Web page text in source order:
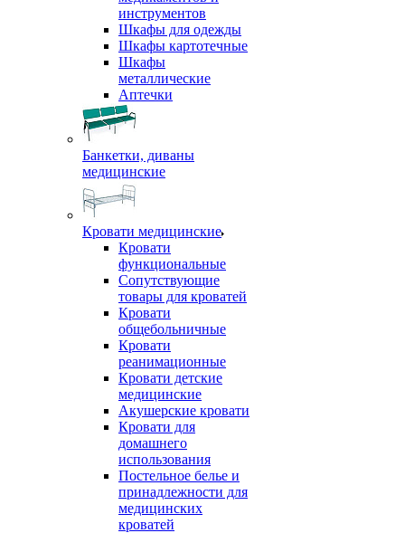
инструментов
Шкафы для одежды
Шкафы картотечные
Шкафы
металлические
Аптечки
Банкетки, диваны
медицинские
Кровати медицинские
Кровати
функциональные
Сопутствующие
товары для кроватей
Кровати
общебольничные
Кровати
реанимационные
Кровати детские
медицинские
Акушерские кровати
Кровати для
домашнего
использования
Постельное белье и
принадлежности для
медицинских
кроватей